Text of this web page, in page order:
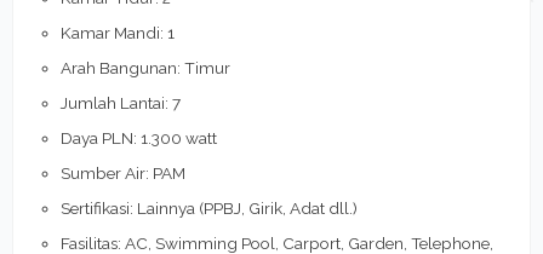
Kamar Mandi: 1
Arah Bangunan: Timur
Jumlah Lantai: 7
Daya PLN: 1.300 watt
Sumber Air: PAM
Sertifikasi: Lainnya (PPBJ, Girik, Adat dll.)
Fasilitas: AC, Swimming Pool, Carport, Garden, Telephone,